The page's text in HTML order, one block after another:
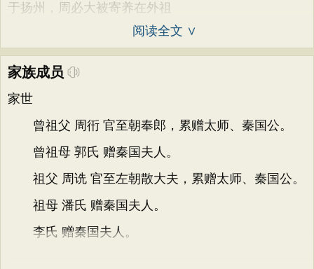
于扬州，周必大被寄养在外祖
阅读全文 ∨
家族成员
家世
曾祖父 周衎 官至朝奉郎，累赠太师、秦国公。
曾祖母 郭氏 赠秦国夫人。
祖父 周诜 官至左朝散大夫，累赠太师、秦国公。
祖母 潘氏 赠秦国夫人。
李氏 赠秦国夫人。